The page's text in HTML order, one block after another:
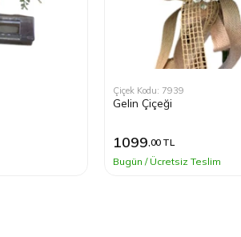
Çiçek Kodu: 4422
Beyaz Gül Gelin Çiçeği
7499,00 TL
Bugün / Ücretsiz Teslim